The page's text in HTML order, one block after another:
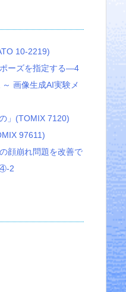
10-2219)
ーズを指定する―4
画像生成AI実験メ
」(TOMIX 7120)
97611)
顔崩れ問題を改善で
2